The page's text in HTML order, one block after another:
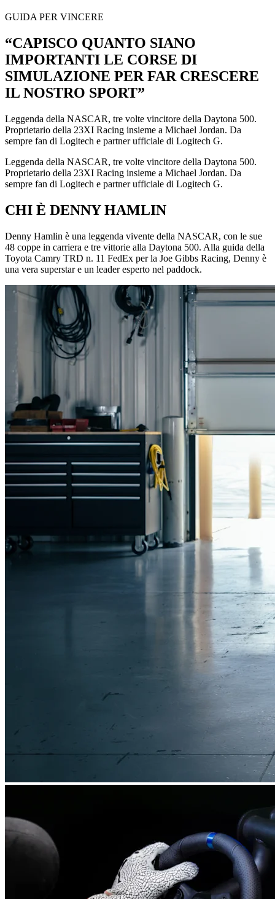
GUIDA PER VINCERE
“CAPISCO QUANTO SIANO
IMPORTANTI LE CORSE DI
SIMULAZIONE PER FAR CRESCERE
IL NOSTRO SPORT”
Leggenda della NASCAR, tre volte vincitore della Daytona 500.
Proprietario della 23XI Racing insieme a Michael Jordan. Da
sempre fan di Logitech e partner ufficiale di Logitech G.
Leggenda della NASCAR, tre volte vincitore della Daytona 500.
Proprietario della 23XI Racing insieme a Michael Jordan. Da
sempre fan di Logitech e partner ufficiale di Logitech G.
CHI È DENNY HAMLIN
Denny Hamlin è una leggenda vivente della NASCAR, con le sue
48 coppe in carriera e tre vittorie alla Daytona 500. Alla guida della
Toyota Camry TRD n. 11 FedEx per la Joe Gibbs Racing, Denny è
una vera superstar e un leader esperto nel paddock.